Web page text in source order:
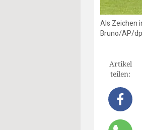
Als Zeichen
Bruno/AP/
Artikel
teilen: